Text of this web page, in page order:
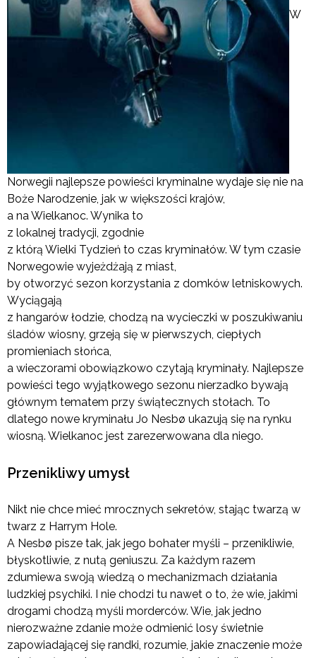
W
Norwegii najlepsze powieści kryminalne wydaje się nie na
Boże Narodzenie, jak w większości krajów,
a na Wielkanoc. Wynika to
z lokalnej tradycji, zgodnie
z którą Wielki Tydzień to czas kryminałów. W tym czasie
Norwegowie wyjeżdżają z miast,
by otworzyć sezon korzystania z domków letniskowych.
Wyciągają
z hangarów łodzie, chodzą na wycieczki w poszukiwaniu
śladów wiosny, grzeją się w pierwszych, ciepłych
promieniach słońca,
a wieczorami obowiązkowo czytają kryminały. Najlepsze
powieści tego wyjątkowego sezonu nierzadko bywają
głównym tematem przy świątecznych stołach. To
dlatego nowe kryminału Jo Nesbø ukazują się na rynku
wiosną. Wielkanoc jest zarezerwowana dla niego.
Przenikliwy umysł
Nikt nie chce mieć mrocznych sekretów, stając twarzą w
twarz z Harrym Hole.
A Nesbø pisze tak, jak jego bohater myśli – przenikliwie,
błyskotliwie, z nutą geniuszu. Za każdym razem
zdumiewa swoją wiedzą o mechanizmach działania
ludzkiej psychiki. I nie chodzi tu nawet o to, że wie, jakimi
drogami chodzą myśli morderców. Wie, jak jedno
nierozważne zdanie może odmienić losy świetnie
zapowiadającej się randki, rozumie, jakie znaczenie może